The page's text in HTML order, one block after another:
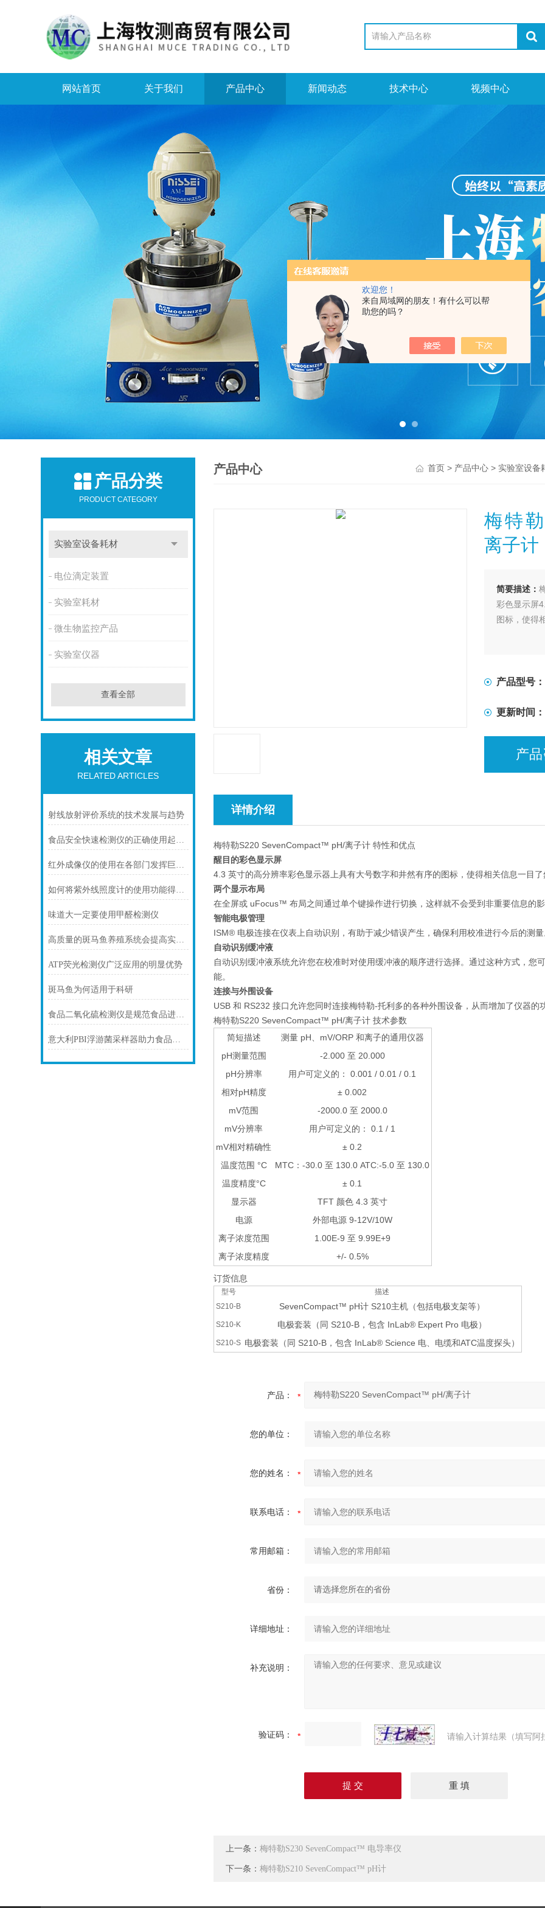
欢迎您！
来自局域网的朋友！有什么可以帮
助您的吗？
网站首页 关于我们 产品中心 新闻动态 技术中心 视频中心
产品分类
PRODUCT CATEGORY
实验室设备耗材
电位滴定装置
实验室耗材
微生物监控产品
实验室仪器
查看全部
相关文章
RELATED ARTICLES
射线放射评价系统的技术发展与趋势
食品安全快速检测仪的正确使用起到积极的作用
红外成像仪的使用在各部门发挥巨大作用
如何将紫外线照度计的使用功能得到利用
味道大一定要使用甲醛检测仪
高质量的斑马鱼养殖系统会提高实验结果的准确性
ATP荧光检测仪广泛应用的明显优势
斑马鱼为何适用于科研
食品二氧化硫检测仪是规范食品进入市场的“利器”
意大利PBI浮游菌采样器助力食品安全微生物监控
产品中心 首页> 产品中心> 实验室设备
梅特
离子计
简要描述：
彩色显示屏
图标，使得
产品型号：
更新时间：
产
详情介绍
梅特勒S220 SevenCompact™ pH/离子计 特性和优点
醒目的彩色显示屏
4.3 英寸的高分辨率彩色显示器上具有大号数字和井然有序的图标，使得相关信息一目了
两个显示布局
在全屏或 uFocus™ 布局之间通过单个键操作进行切换，这样就不会受到非重要信息的影
智能电极管理
ISM® 电极连接在仪表上自动识别，有助于减少错误产生，确保利用校准进行今后的测量
自动识别缓冲液
自动识别缓冲液系统允许您在校准时对使用缓冲液的顺序进行选择。通过这种方式，您
能。
连接与外围设备
USB 和 RS232 接口允许您同时连接梅特勒-托利多的各种外围设备，从而增加了仪器的
梅特勒S220 SevenCompact™ pH/离子计 技术参数
简短描述
测量 pH、mV/ORP 和离子的通用仪器
pH测量范围
-2.000 至 20.000
pH分辨率
用户可定义的： 0.001 / 0.01 / 0.1
相对pH精度
± 0.002
mV范围
-2000.0 至 2000.0
mV分辨率
用户可定义的： 0.1 / 1
mV相对精确性
± 0.2
温度范围 °C
MTC：-30.0 至 130.0 ATC:-5.0 至 130.0
温度精度°C
± 0.1
显示器
TFT 颜色 4.3 英寸
电源
外部电源 9-12V/10W
离子浓度范围
1.00E-9 至 9.99E+9
离子浓度精度
+/- 0.5%
订货信息
型号
描述
S210-B
SevenCompact™ pH计 S210主机（包括电极支架等）
S210-K 电极套装（同 S210-B，包含 InLab® Expert Pro 电极）
S210-S 电极套装（同 S210-B，包含 InLab® Science 电、电缆和ATC温度探头）
产品：
您的单位：
您的姓名：
联系电话：
常用邮箱：
省份：
详细地址：
补充说明：
验证码： 请输入计算结果（填写阿
上一条：梅特勒S230 SevenCompact™ 电导率仪
下一条：梅特勒S210 SevenCompact™ pH计